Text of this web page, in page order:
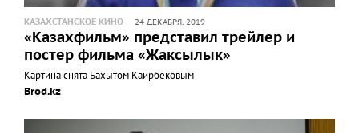
КАЗАХСТАНСКОЕ КИНО 24 ДЕКАБРЯ, 2019
«Казахфильм» представил трейлер и
постер фильма «Жаксылык»
Картина снята Бахытом Каирбековым
Brod.kz